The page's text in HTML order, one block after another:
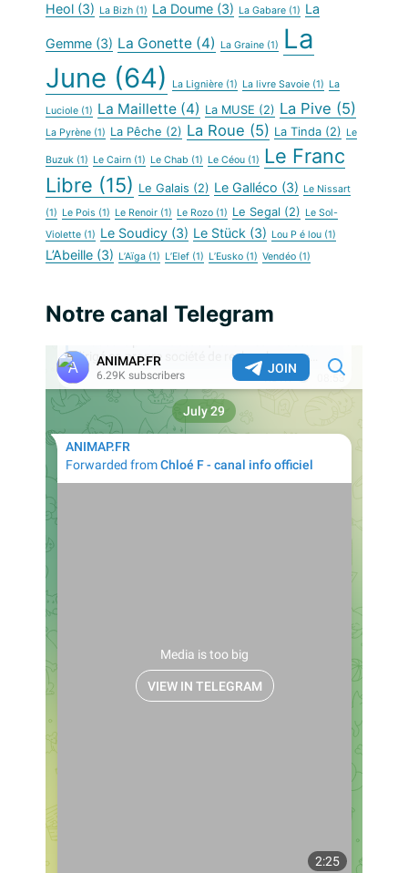
Heol (3) La Bizh (1) La Doume (3) La Gabare (1) La
Gemme (3) La Gonette (4) La Graine (1)
La
June (64) La Lignière (1) La livre Savoie (1) La
Luciole (1) La Maillette (4) La MUSE (2) La Pive (5)
La Pyrène (1) La Pêche (2) La Roue (5) La Tinda (2) Le
Buzuk (1) Le Cairn (1) Le Chab (1) Le Céou (1)
Le Franc
Libre (15) Le Galais (2) Le Galléco (3) Le Nissart
(1) Le Pois (1) Le Renoir (1) Le Rozo (1) Le Segal (2) Le Sol-
Violette (1) Le Soudicy (3) Le Stück (3) Lou P é lou (1)
L’Abeille (3) L’Aïga (1) L’Elef (1) L’Eusko (1) Vendéo (1)
Notre canal Telegram